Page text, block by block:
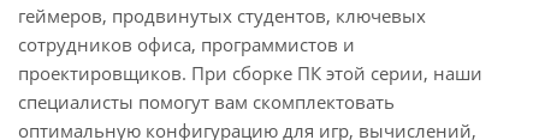
геймеров, продвинутых студентов, ключевых
сотрудников офиса, программистов и
проектировщиков. При сборке ПК этой серии, наши
специалисты помогут вам скомплектовать
оптимальную конфигурацию для игр, вычислений,